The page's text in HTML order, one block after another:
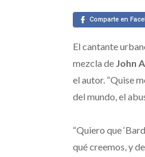
Comparte en
El cantante
mezcla de John
el autor. “Quise
del mundo, el
“Quiero que
qué creemos, y